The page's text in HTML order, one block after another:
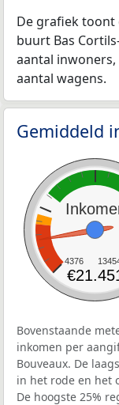
De grafiek toont
buurt Bas
aantal
aantal wagens.
Gemiddeld
4376
Bovenstaande
inkomen per
Bouveaux. De
in het rode en het
De hoogste 25%